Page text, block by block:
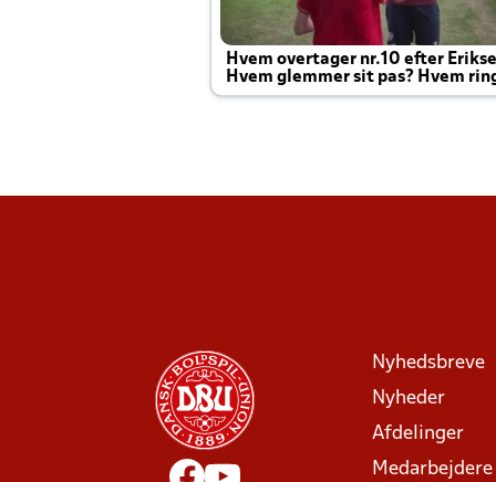
Hvem overtager nr.10 efter
Hvem glemmer sit pas? Hvem
Joachim altid til efter kampe?
Nyhedsbreve
Nyheder
Afdelinger
Medarbejdere